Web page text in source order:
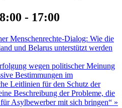
- 17:00
Menschenrechte-Dialog: Wie die
und Belarus unterstützt werden
wegen politischer Meinung
Bestimmungen im
Leitlinien für den Schutz der
Beschreibung der Probleme, die
Asylbewerber mit sich bringen“ »